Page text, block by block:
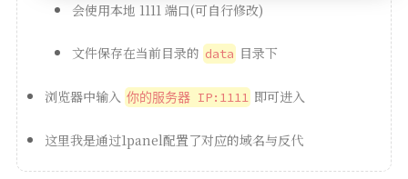
会使用本地 1111 端口(可自行修改)
文件保存在当前目录的 data目录下
浏览器中输入 你的服务器 IP:1111 即可进入
这里我是通过1panel配置了对应的域名与反代